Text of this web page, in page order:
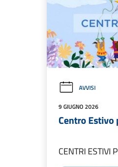
AVVISI
9 GIUGNO 2026
Centro
CENTRI ESTIVI